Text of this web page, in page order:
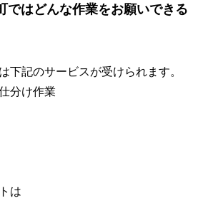
ではどんな作業をお願いできる
下記のサービスが受けられます。
分け作業
は